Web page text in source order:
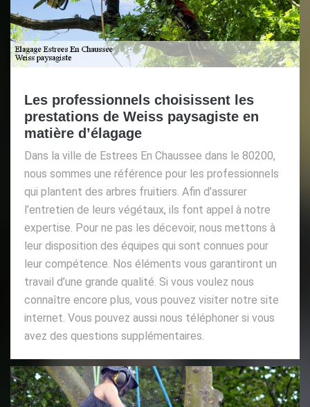
Les professionnels choisissent les
prestations de Weiss paysagiste en
matière d’élagage
Dans la ville de Estrees En Chaussee dans le 80200,
nous sommes une référence pour les professionnels
qui plantent des arbres fruitiers. Afin d’assurer
l’entretien de leurs végétaux, ils font appel à notre
expertise. Pour ne pas les décevoir, nous mettons à
leur disposition des équipes qui sont connues pour
leur compétence. Nos éléments vous garantiront un
travail d’une grande qualité. Si vous voulez nous
connaître encore plus, vous pouvez visiter notre site
internet. Vous pouvez aussi nous téléphoner si vous
avez des questions supplémentaires.